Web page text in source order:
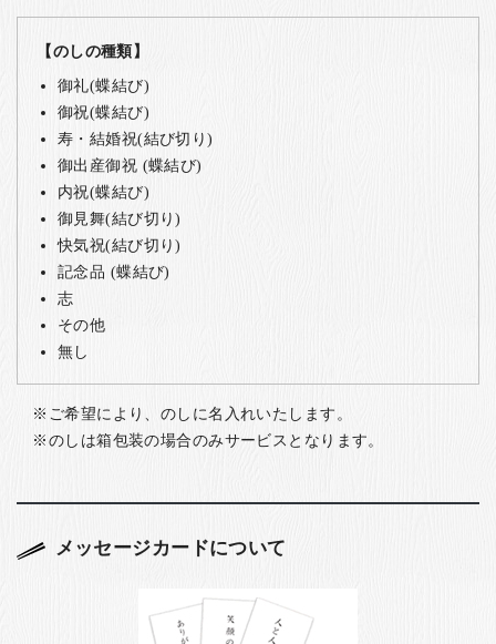
【のしの種類】
御礼(蝶結び)
御祝(蝶結び)
寿・結婚祝(結び切り)
御出産御祝 (蝶結び)
内祝(蝶結び)
御見舞(結び切り)
快気祝(結び切り)
記念品 (蝶結び)
志
その他
無し
ご希望により、のしに名入れいたします。
のしは箱包装の場合のみサービスとなります。
メッセージカードについて